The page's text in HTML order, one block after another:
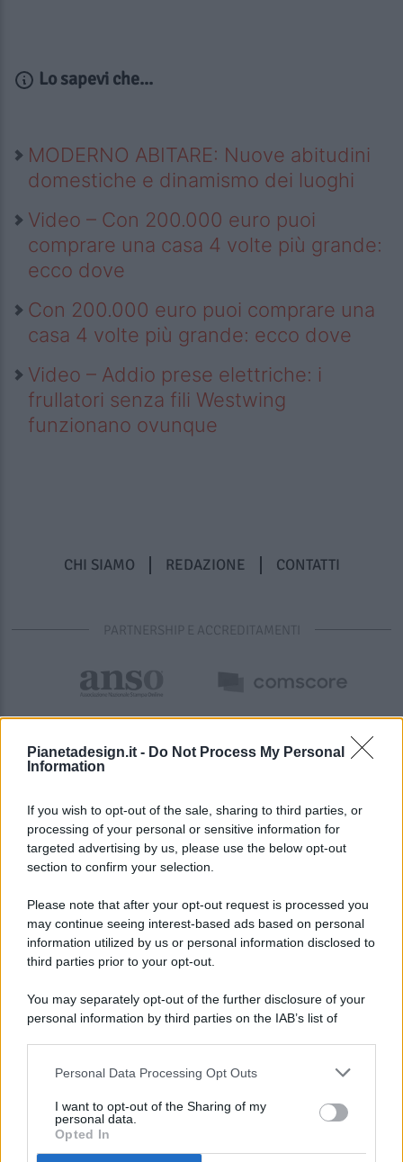
Pianetadesign.it - Do Not Process My Personal
Information
If you wish to opt-out of the sale, sharing to third parties, or
processing of your personal or sensitive information for
targeted advertising by us, please use the below opt-out
section to confirm your selection.
Please note that after your opt-out request is processed you
may continue seeing interest-based ads based on personal
information utilized by us or personal information disclosed to
third parties prior to your opt-out.
You may separately opt-out of the further disclosure of your
personal information by third parties on the IAB’s list of
This information may also be disclosed by us to third parties
disclose it to other third parties.
Personal Data Processing Opt Outs
I want to opt-out of the Sharing of my
personal data.
Opted In
Lo sapevi che...
MODERNO ABITARE: Nuove abitudini
domestiche e dinamismo dei luoghi
Video – Con 200.000 euro puoi
comprare una casa 4 volte più grande:
ecco dove
Con 200.000 euro puoi comprare una
casa 4 volte più grande: ecco dove
Video – Addio prese elettriche: i
frullatori senza fili Westwing
funzionano ovunque
CHI SIAMO REDAZIONE CONTATTI
PARTNERSHIP E ACCREDITAMENTI
© 2026 - Pianeta Design - P.IVA 04827280654 - Testata
Registrata Al Tribunale Di Nocera Inferiore N. 8/2020 - RG N.
ISCRIZIONE AL ROC N. 35792 – ISCRITTA ALL’ANSO
(ASSOCIAZIONE NAZIONALE STAMPA ONLINE)
PREFERENZE PRIVACY